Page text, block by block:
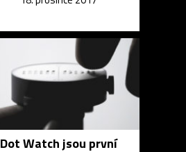
Dot Watch jsou první